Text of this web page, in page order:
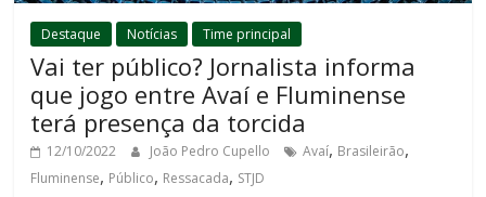
Destaque Notícias Time principal
Vai ter público? Jornalista informa
que jogo entre Avaí e Fluminense
terá presença da torcida
12/10/2022 João Pedro Cupello Avaí, Brasileirão,
Fluminense, Público, Ressacada, STJD